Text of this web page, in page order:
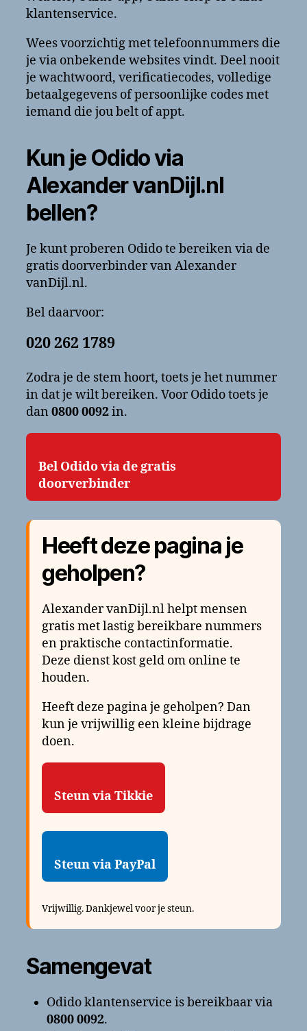
klantenservice.
Wees voorzichtig met telefoonnummers die
je via onbekende websites vindt. Deel nooit
je wachtwoord, verificatiecodes, volledige
betaalgegevens of persoonlijke codes met
iemand die jou belt of appt.
Kun je Odido via
Alexander vanDijl.nl
bellen?
Je kunt proberen Odido te bereiken via de
gratis doorverbinder van Alexander
vanDijl.nl.
Bel daarvoor:
020 262 1789
Zodra je de stem hoort, toets je het nummer
in dat je wilt bereiken. Voor Odido toets je
dan 0800 0092in.
Bel Odido via de gratis
doorverbinder
Heeft deze pagina je
geholpen?
Alexander vanDijl.nl helpt mensen
gratis met lastig bereikbare nummers
en praktische contactinformatie.
Deze dienst kost geld om online te
houden.
Heeft deze pagina je geholpen? Dan
kun je vrijwillig een kleine bijdrage
doen.
Steun via Tikkie
Steun via PayPal
Vrijwillig. Dankjewel voor je steun.
Samengevat
Odido klantenservice is bereikbaar via
0800 0092.